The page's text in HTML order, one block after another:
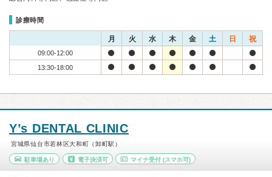
診療時間
月 火 水 木 金 土 日 祝
09:00-12:00
13:30-18:00
Y’s DENTAL CLINIC
宮城県仙台市若林区大和町（卸町駅）
駐車場あり 電子決済可 マイナ受付 (スマホ可)